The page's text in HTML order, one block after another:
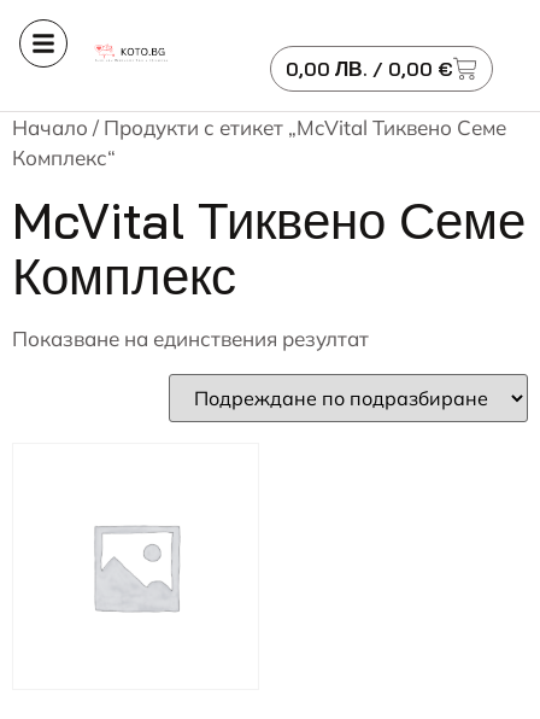
0,00 ЛВ. / 0,00 €
Начало / Продукти с етикет „McVital Тиквено Семе
Комплекс“
McVital Тиквено Семе
Комплекс
Показване на единствения резултат